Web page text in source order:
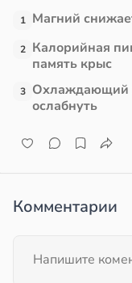
1 Магний
2 Калорийная
память крыс
3 Охлаждающий
ослабнуть
Комментарии